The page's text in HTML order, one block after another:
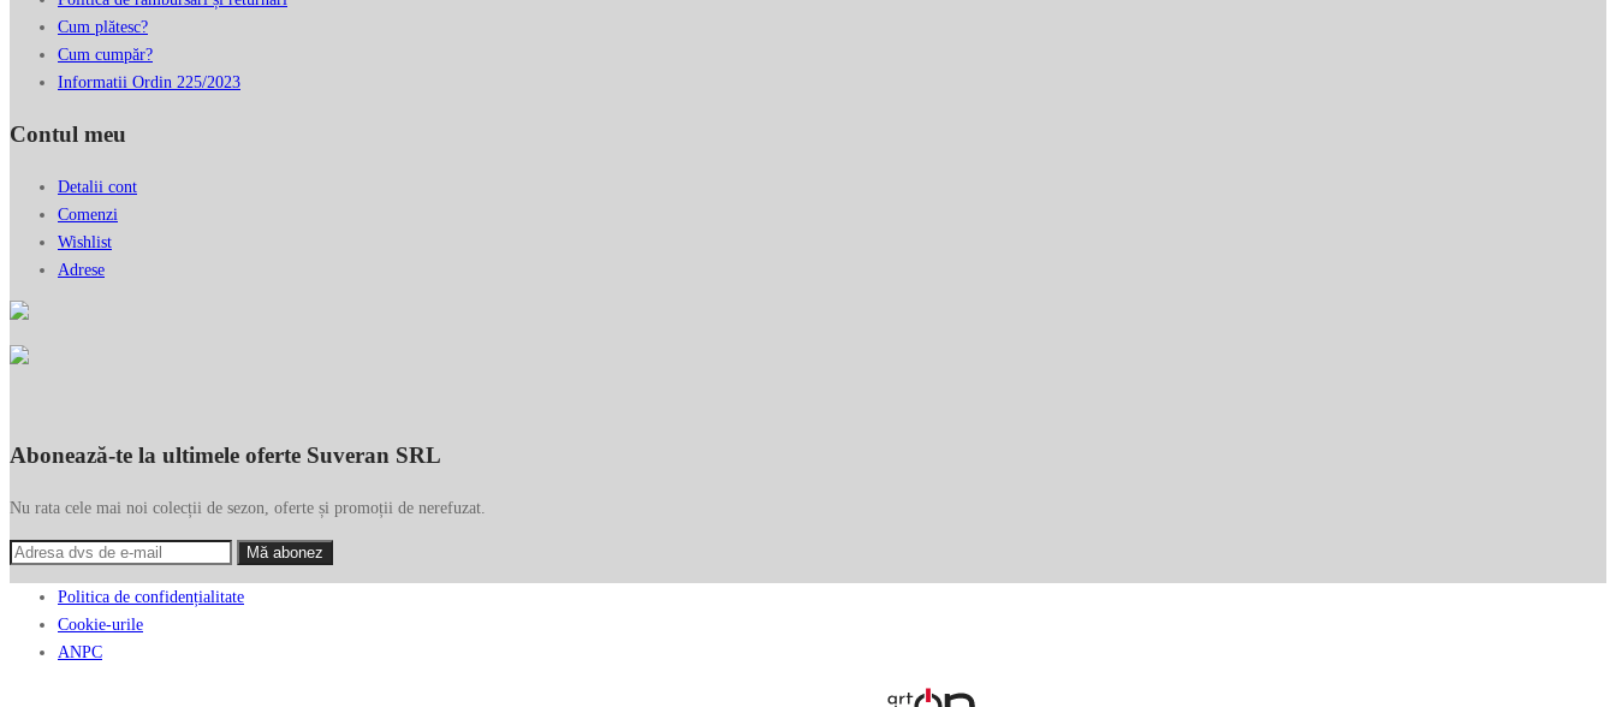
Cum plătesc?
Cum cumpăr?
Informatii Ordin 225/2023
Contul meu
Detalii cont
Comenzi
Wishlist
Adrese
Abonează-te la ultimele oferte Suveran SRL
Nu rata cele mai noi colecții de sezon, oferte și promoții de nerefuzat.
Politica de confidențialitate
Cookie-urile
ANPC